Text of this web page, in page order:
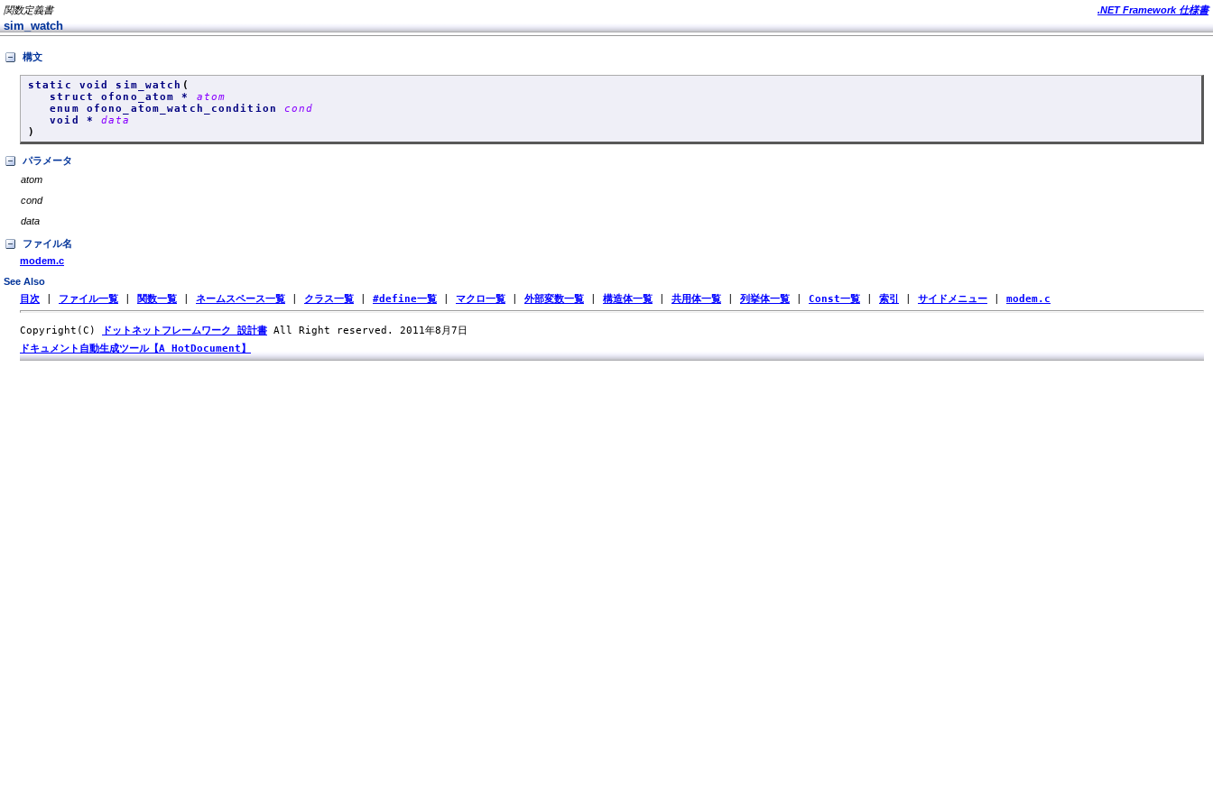
関数定義書 .NET Framework 仕様書
sim_watch
構文
static void sim_watch (
struct ofono_atom * atom
enum ofono_atom_watch_conditioncond
void *data
)
パラメータ
atom
cond
data
ファイル名
modem.c
See Also
目次 ファイル一覧 関数一覧 ネームスペース一覧 クラス一覧 #define一覧 マクロ一覧 外部変数一覧 構造体一覧 共用体一覧 列挙体一覧 Const一覧 索引 サイドメニュー modem.c
Copyright(C) ドットネットフレームワーク 設計書 All Right reserved. 2011年8月7日
ドキュメント自動生成ツール【A HotDocument】